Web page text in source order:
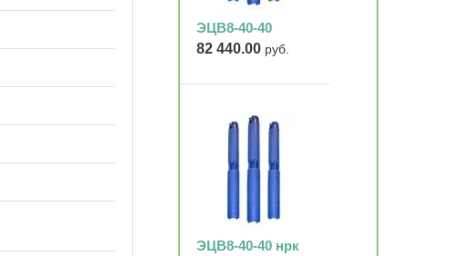
ЭЦВ8-40-40
82 440.00 руб.
ЭЦВ8-40-40 нрк